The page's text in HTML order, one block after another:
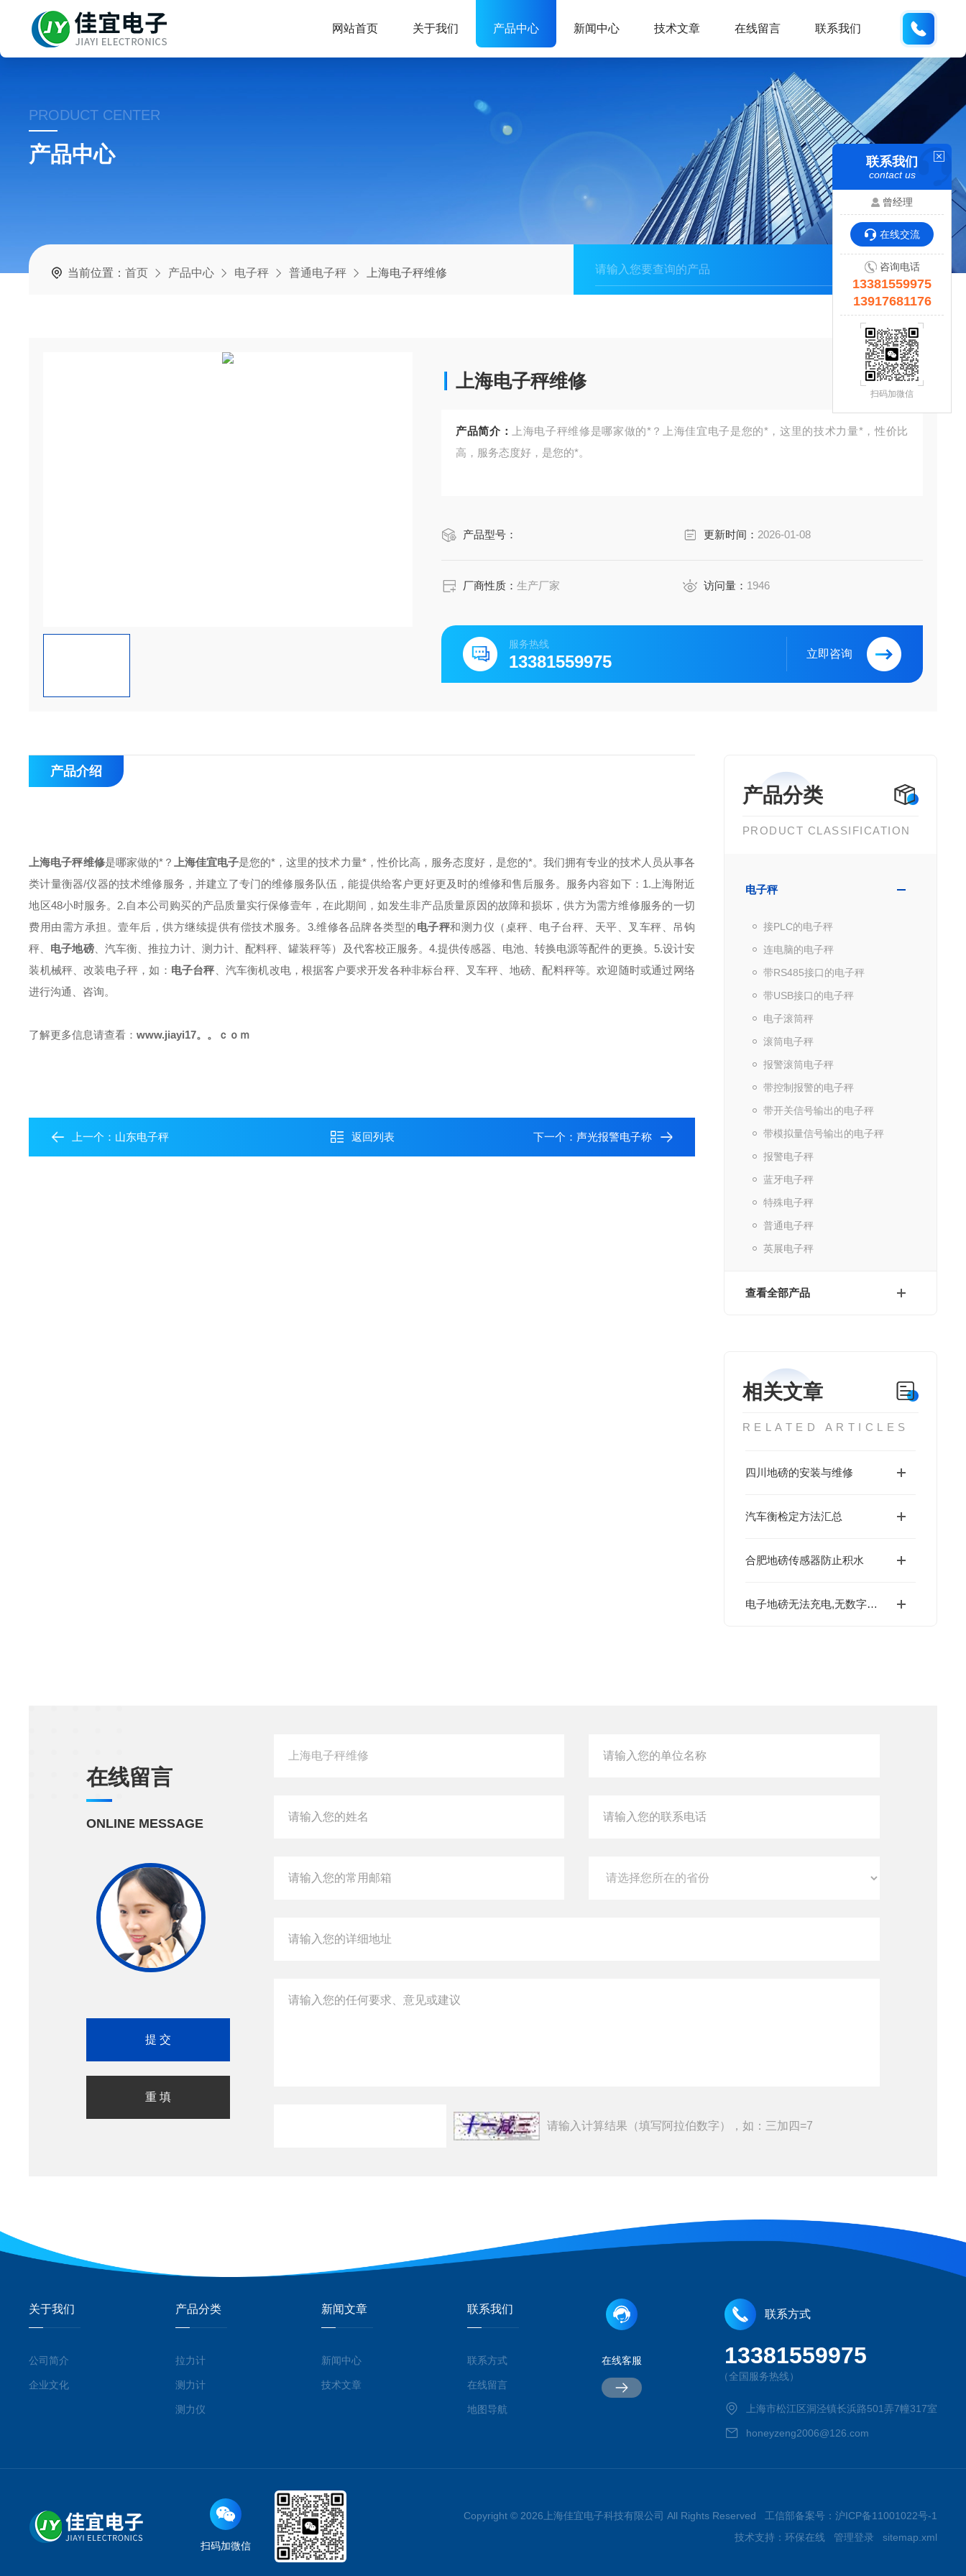
网站首页 关于我们 产品中心 新闻中心 技术文章 在线留言 联系我们
PRODUCT CENTER
产品中心
当前位置：首页 产品中心 电子秤 普通电子秤 上海电子秤维修
上海电子秤维修
产品简介：
上海电子秤维修是哪家做的*？上海佳宜电子是您的*，这里的技术力量*，性价比
高，服务态度好，是您的*。
产品型号： 更新时间： 2026-01-08
厂商性质：生产厂家 访问量： 1946
服务热线
13381559975 立即咨询
产品分类
PRODUCT CLASSIFICATION
电子秤
接PLC的电子秤
连电脑的电子秤
带RS485接口的电子秤
带USB接口的电子秤
电子滚筒秤
滚筒电子秤
报警滚筒电子秤
带控制报警的电子秤
带开关信号输出的电子秤
带模拟量信号输出的电子秤
报警电子秤
蓝牙电子秤
特殊电子秤
普通电子秤
英展电子秤
查看全部产品
相关文章
RELATED ARTICLES
四川地磅的安装与维修
汽车衡检定方法汇总
合肥地磅传感器防止积水
电子地磅无法充电,无数字显示的解决方法
产品介绍
上海电子秤维修是哪家做的*？ 上海佳宜电子是您的*，这里的技术力量*，性价比高，服务态度好，是您的*。我们拥有专业的技术人员从事各
类计量衡器/仪器的技术维修服务，并建立了专门的维修服务队伍，能提供给客户更好更及时的维修和售后服务。服务内容如下：1.上海附近
地区48小时服务。2.自本公司购买的产品质量实行保修壹年，在此期间，如发生非产品质量原因的故障和损坏，供方为需方维修服务的一切
费用由需方承担。壹年后，供方继续提供有偿技术服务。3.维修各品牌各类型的电子秤和测力仪（桌秤、电子台秤、天平、叉车秤、吊钩
秤、 电子地磅、汽车衡、推拉力计、测力计、配料秤、罐装秤等）及代客校正服务。4.提供传感器、电池、转换电源等配件的更换。5.设计安
装机械秤、改装电子秤，如： 电子台秤、汽车衡机改电，根据客户要求开发各种非标台秤、叉车秤、地磅、配料秤等。欢迎随时或通过网络
进行沟通、咨询。
了解更多信息请查看：www.jiayi17。。ｃｏｍ
上一个： 山东电子秤 返回列表 下一个： 声光报警电子称
在线留言
ONLINE MESSAGE
请输入计算结果（填写阿拉伯数字），如：三加四=7
关于我们
公司简介
企业文化
产品分类
拉力计
测力计
测力仪
新闻文章
新闻中心
技术文章
联系我们
联系方式
在线留言
地图导航
在线客服
联系方式
13381559975
（全国服务热线）
上海市松江区洞泾镇长浜路501弄7幢317室
honeyzeng2006@126.com
扫码加微信
Copyright © 2026上海佳宜电子科技有限公司 All Rights Reserved 工信部备案号： 沪ICP备11001022号-1
技术支持： 环保在线 管理登录 sitemap.xml
联系我们
contact us
曾经理
在线交流
咨询电话
13381559975
13917681176
扫码加微信